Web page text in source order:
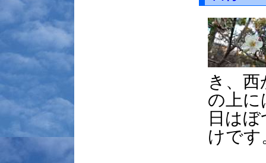
き、
の上に
日は
けです